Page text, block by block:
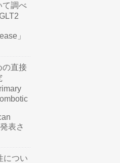
て調べ
」
の直接
表さ
につい